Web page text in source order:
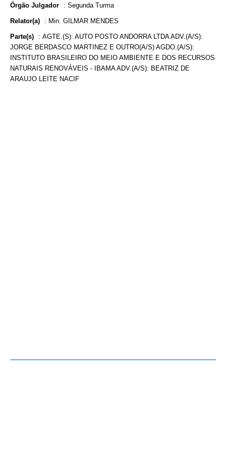
Órgão Julgador : Segunda Turma
Relator(a) : Min. GILMAR MENDES
Parte(s) : AGTE.(S): AUTO POSTO ANDORRA LTDA ADV.(A/S):
JORGE BERDASCO MARTINEZ E OUTRO(A/S) AGDO.(A/S):
INSTITUTO BRASILEIRO DO MEIO AMBIENTE E DOS RECURSOS
NATURAIS RENOVÁVEIS - IBAMA ADV.(A/S): BEATRIZ DE
ARAUJO LEITE NACIF